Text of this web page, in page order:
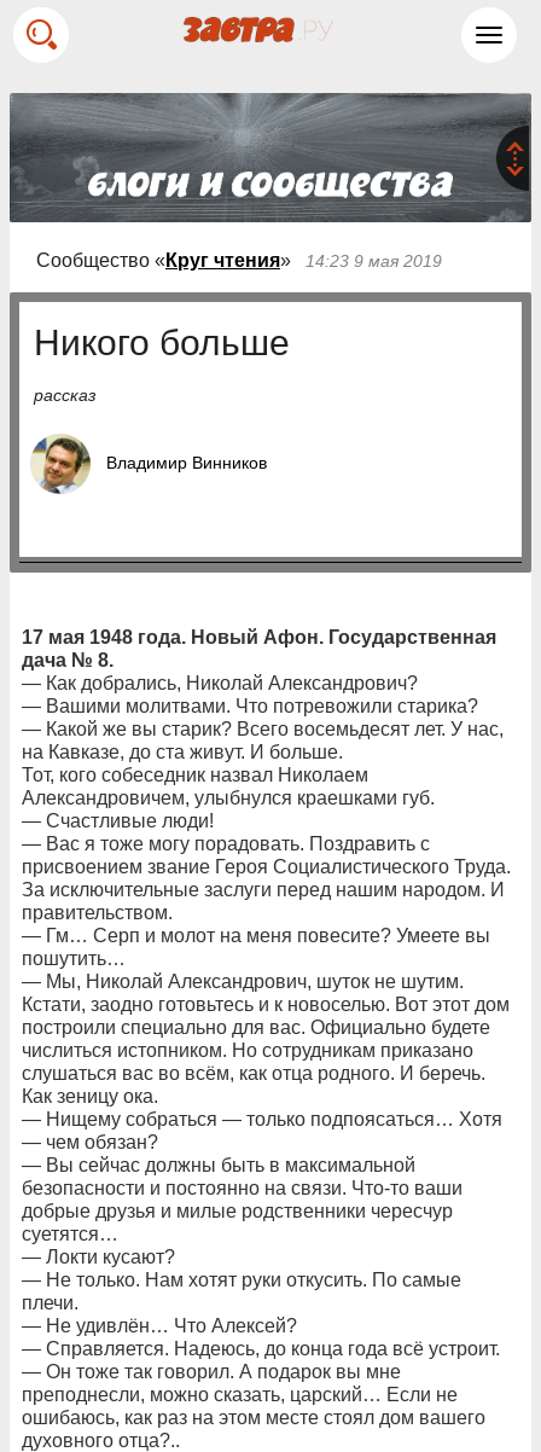
Сообщество « Круг чтения» 14:23 9 мая 2019
Никого больше
рассказ
Владимир Винников
17 мая 1948 года. Новый Афон. Государственная
дача № 8.
— Как добрались, Николай Александрович?
— Вашими молитвами. Что потревожили старика?
— Какой же вы старик? Всего восемьдесят лет. У нас,
на Кавказе, до ста живут. И больше.
Тот, кого собеседник назвал Николаем
Александровичем, улыбнулся краешками губ.
— Счастливые люди!
— Вас я тоже могу порадовать. Поздравить с
присвоением звание Героя Социалистического Труда.
За исключительные заслуги перед нашим народом. И
правительством.
— Гм… Серп и молот на меня повесите? Умеете вы
пошутить…
— Мы, Николай Александрович, шуток не шутим.
Кстати, заодно готовьтесь и к новоселью. Вот этот дом
построили специально для вас. Официально будете
числиться истопником. Но сотрудникам приказано
слушаться вас во всём, как отца родного. И беречь.
Как зеницу ока.
— Нищему собраться — только подпоясаться… Хотя
— чем обязан?
— Вы сейчас должны быть в максимальной
безопасности и постоянно на связи. Что-то ваши
добрые друзья и милые родственники чересчур
суетятся…
— Локти кусают?
— Не только. Нам хотят руки откусить. По самые
плечи.
— Не удивлён… Что Алексей?
— Справляется. Надеюсь, до конца года всё устроит.
— Он тоже так говорил. А подарок вы мне
преподнесли, можно сказать, царский… Если не
ошибаюсь, как раз на этом месте стоял дом вашего
духовного отца?..